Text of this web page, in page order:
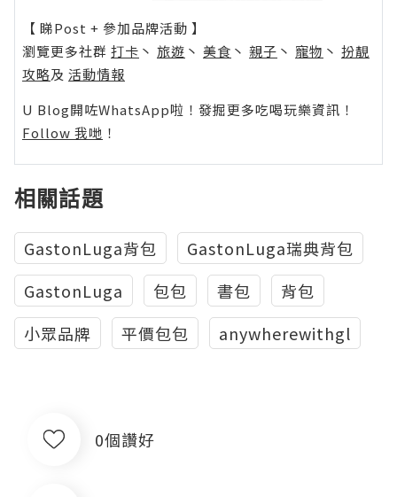
【 睇Post + 參加品牌活動 】
瀏覽更多社群 打卡 丶 旅遊 丶 美食 丶 親子 丶 寵物 丶 扮靚
攻略及 活動情報
U Blog開咗WhatsApp啦！發掘更多吃喝玩樂資訊！
Follow 我哋 ！
相關話題
GastonLuga背包
GastonLuga瑞典背包
GastonLuga
包包 書包
背包
小眾品牌
平價包包 anywherewithgl
0個讚好